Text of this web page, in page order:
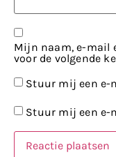
Mijn naam, e-mail
voor de volgende
Stuur mij een e-
Stuur mij een e-